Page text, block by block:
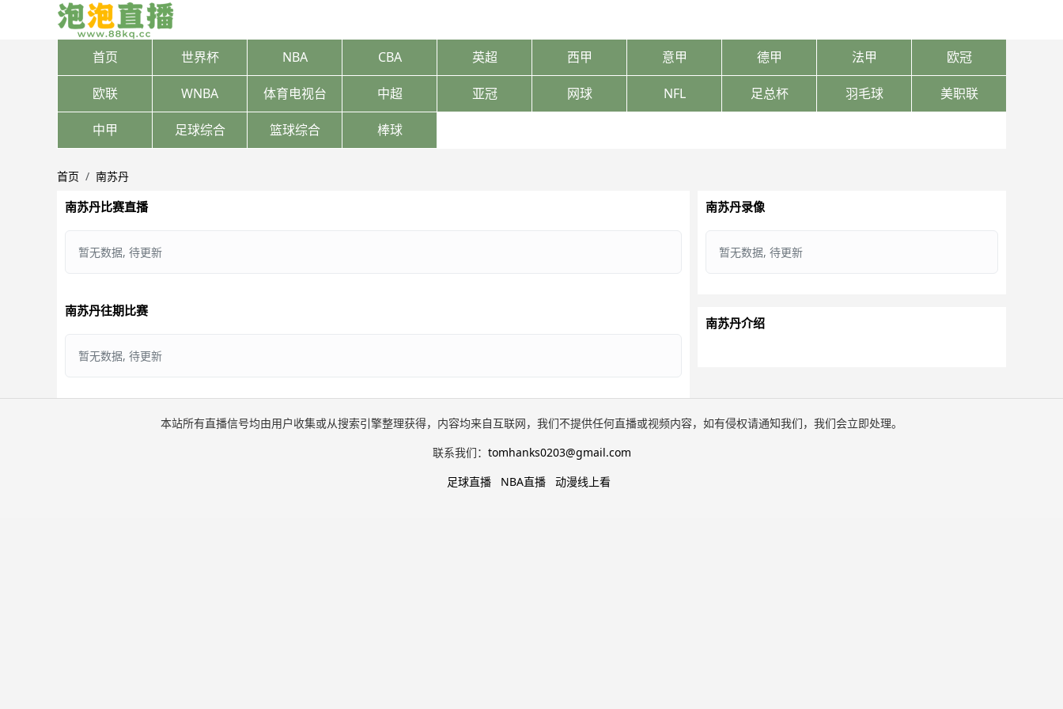
首页 世界杯 NBA CBA 英超 西甲 意甲 德甲 法甲 欧冠
欧联 WNBA 体育电视台 中超 亚冠 网球 NFL 足总杯 羽毛球 美职联
中甲 足球综合 篮球综合 棒球
首页 南苏丹
南苏丹比赛直播
暂无数据, 待更新
南苏丹往期比赛
暂无数据, 待更新
南苏丹录像
暂无数据, 待更新
南苏丹介绍
本站所有直播信号均由用户收集或从搜索引擎整理获得，内容均来自互联网，我们不提供任何直播或视频内容，如有侵权请通知我们，我们会立即处理。
联系我们： tomhanks0203@gmail.com
足球直播
NBA直播 动漫线上看